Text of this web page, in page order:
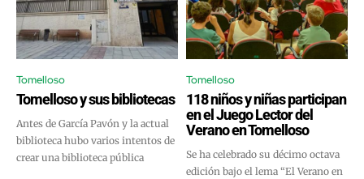
Tomelloso
Tomelloso y sus bibliotecas
Antes de García Pavón y la actual
biblioteca hubo varios intentos de
crear una biblioteca pública
Tomelloso
118 niños y niñas participan
en el Juego Lector del
Verano en Tomelloso
Se ha celebrado su décimo octava
edición bajo el lema “El Verano en